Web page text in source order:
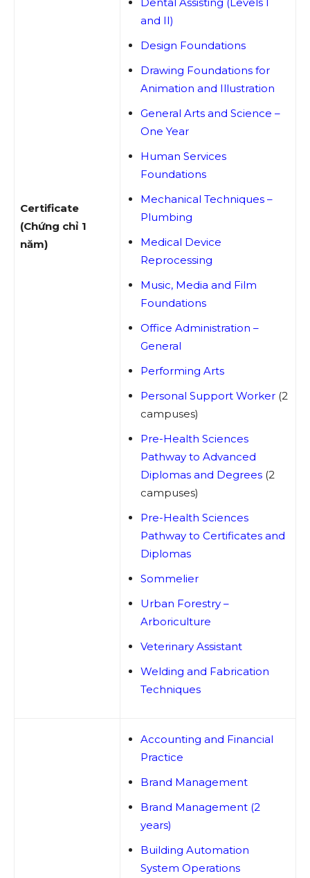
Certificate
(Chứng chỉ 1
năm)
and II)
Design Foundations
Drawing Foundations for
Animation and Illustration
General Arts and Science –
One Year
Human Services
Foundations
Mechanical Techniques –
Plumbing
Medical Device
Reprocessing
Music, Media and Film
Foundations
Office Administration –
General
Performing Arts
Personal Support Worker (2
campuses)
Pre-Health Sciences
Pathway to Advanced
Diplomas and Degrees (2
campuses)
Pre-Health Sciences
Pathway to Certificates and
Diplomas
Sommelier
Urban Forestry –
Arboriculture
Veterinary Assistant
Welding and Fabrication
Techniques
Accounting and Financial
Practice
Brand Management
Brand Management (2
years)
Building Automation
System Operations